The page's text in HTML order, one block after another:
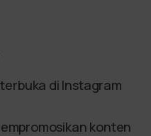
di Instagram
konten